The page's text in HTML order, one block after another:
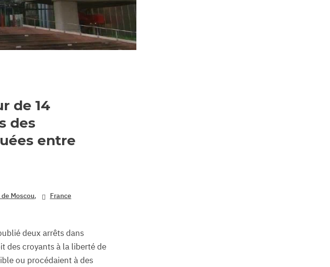
de 14
des
entre
Moscou, France
deux arrêts dans
des croyants à la liberté de
ou procédaient à des